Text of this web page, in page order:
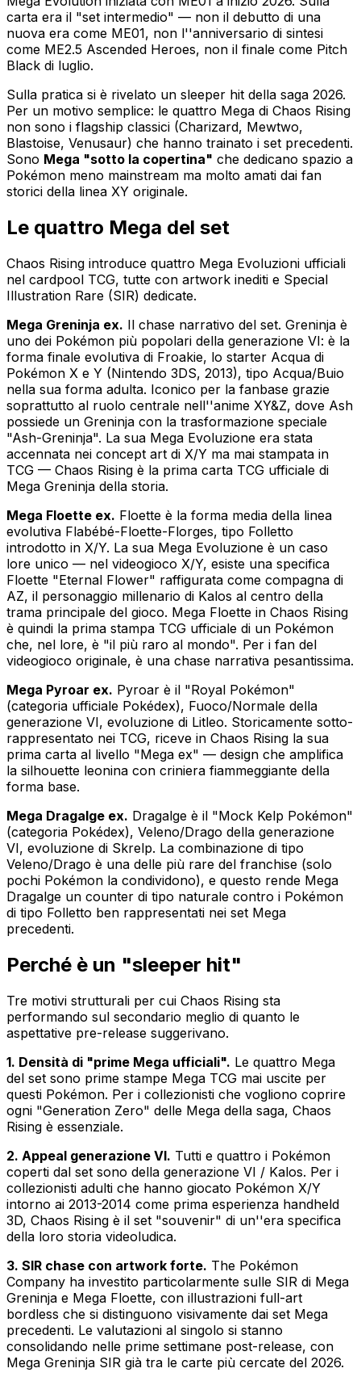
carta era il "set intermedio" — non il debutto di una
nuova era come ME01, non l''anniversario di sintesi
come ME2.5 Ascended Heroes, non il finale come Pitch
Black di luglio.
Sulla pratica si è rivelato un sleeper hit della saga 2026.
Per un motivo semplice: le quattro Mega di Chaos Rising
non sono i flagship classici (Charizard, Mewtwo,
Blastoise, Venusaur) che hanno trainato i set precedenti.
Sono Mega "sotto la copertina" che dedicano spazio a
Pokémon meno mainstream ma molto amati dai fan
storici della linea XY originale.
Le quattro Mega del set
Chaos Rising introduce quattro Mega Evoluzioni ufficiali
nel cardpool TCG, tutte con artwork inediti e Special
Illustration Rare (SIR) dedicate.
Mega Greninja ex. Il chase narrativo del set. Greninja è
uno dei Pokémon più popolari della generazione VI: è la
forma finale evolutiva di Froakie, lo starter Acqua di
Pokémon X e Y (Nintendo 3DS, 2013), tipo Acqua/Buio
nella sua forma adulta. Iconico per la fanbase grazie
soprattutto al ruolo centrale nell''anime XY&Z, dove Ash
possiede un Greninja con la trasformazione speciale
"Ash-Greninja". La sua Mega Evoluzione era stata
accennata nei concept art di X/Y ma mai stampata in
TCG — Chaos Rising è la prima carta TCG ufficiale di
Mega Greninja della storia.
Mega Floette ex. Floette è la forma media della linea
evolutiva Flabébé-Floette-Florges, tipo Folletto
introdotto in X/Y. La sua Mega Evoluzione è un caso
lore unico — nel videogioco X/Y, esiste una specifica
Floette "Eternal Flower" raffigurata come compagna di
AZ, il personaggio millenario di Kalos al centro della
trama principale del gioco. Mega Floette in Chaos Rising
è quindi la prima stampa TCG ufficiale di un Pokémon
che, nel lore, è "il più raro al mondo". Per i fan del
videogioco originale, è una chase narrativa pesantissima.
Mega Pyroar ex. Pyroar è il "Royal Pokémon"
(categoria ufficiale Pokédex), Fuoco/Normale della
generazione VI, evoluzione di Litleo. Storicamente sotto-
rappresentato nei TCG, riceve in Chaos Rising la sua
prima carta al livello "Mega ex" — design che amplifica
la silhouette leonina con criniera fiammeggiante della
forma base.
Mega Dragalge ex. Dragalge è il "Mock Kelp Pokémon"
(categoria Pokédex), Veleno/Drago della generazione
VI, evoluzione di Skrelp. La combinazione di tipo
Veleno/Drago è una delle più rare del franchise (solo
pochi Pokémon la condividono), e questo rende Mega
Dragalge un counter di tipo naturale contro i Pokémon
di tipo Folletto ben rappresentati nei set Mega
precedenti.
Perché è un "sleeper hit"
Tre motivi strutturali per cui Chaos Rising sta
performando sul secondario meglio di quanto le
aspettative pre-release suggerivano.
1. Densità di "prime Mega ufficiali". Le quattro Mega
del set sono prime stampe Mega TCG mai uscite per
questi Pokémon. Per i collezionisti che vogliono coprire
ogni "Generation Zero" delle Mega della saga, Chaos
Rising è essenziale.
2. Appeal generazione VI. Tutti e quattro i Pokémon
coperti dal set sono della generazione VI / Kalos. Per i
collezionisti adulti che hanno giocato Pokémon X/Y
intorno ai 2013-2014 come prima esperienza handheld
3D, Chaos Rising è il set "souvenir" di un''era specifica
della loro storia videoludica.
3. SIR chase con artwork forte. The Pokémon
Company ha investito particolarmente sulle SIR di Mega
Greninja e Mega Floette, con illustrazioni full-art
bordless che si distinguono visivamente dai set Mega
precedenti. Le valutazioni al singolo si stanno
consolidando nelle prime settimane post-release, con
Mega Greninja SIR già tra le carte più cercate del 2026.